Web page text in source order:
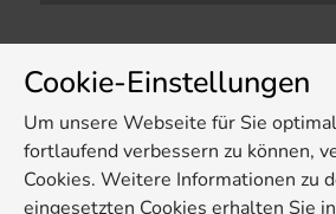
Cookie-Einstellungen
Um unsere Webseite für Sie
fortlaufend verbessern zu können,
Cookies. Weitere Informationen zu
eingesetzten Cookies erhalten Sie